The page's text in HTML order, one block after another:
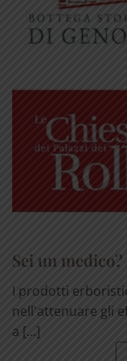
Sei un medico?
I prodotti
nell'attenuare gli
a [...]